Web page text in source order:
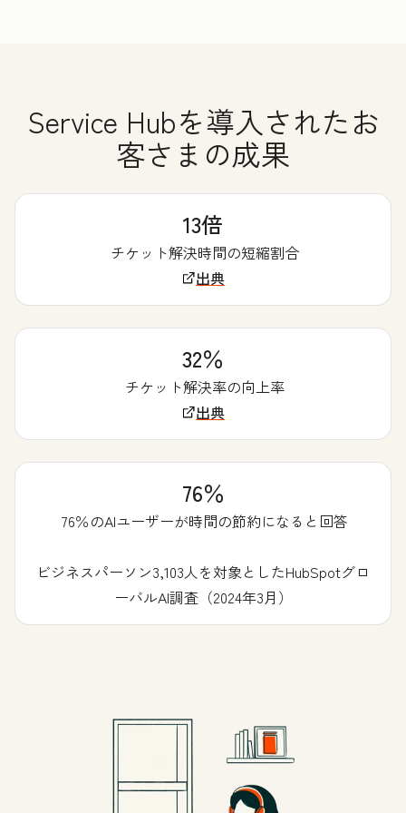
Service Hubを導入されたお
客さまの成果
13倍
チケット解決時間の短縮割合
出典
32％
チケット解決率の向上率
出典
76％
76％のAIユーザーが時間の節約になると回答
ビジネスパーソン3,103人を対象としたHubSpotグロ
ーバルAI調査（2024年3月）